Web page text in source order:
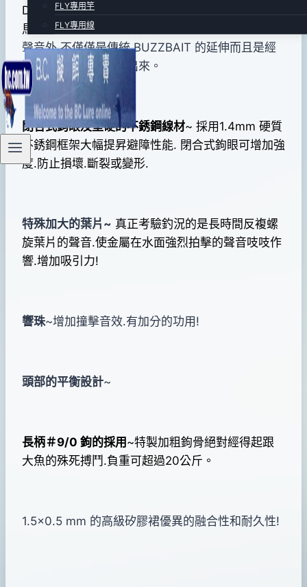
FLY專用竿
FLY專用線
shop
07
月
17
日
2016
06
月
07
Deps HUGE BUZZBAIT 的開發是為了專門針對亞
馬遜象魚和大型魚虎而開發設計。
聲音外.不僅僅是傳統 BUZZBAIT 的延伸而且是經
過層層的考驗而設計出來。
閉合式鉤眼及堅硬的不銹鋼線材~ 採用1.4mm 硬質
不銹鋼框架大幅提昇避障性能. 閉合式鉤眼可增加強
度.防止損壞.斷裂或變形.
特殊加大的葉片~ 真正考驗釣況的是長時間反複螺
旋葉片的聲音.使金屬在水面強烈拍擊的聲音吱吱作
響.增加吸引力!
響珠~增加撞擊音效.有加分的功用!
頭部的平衡設計~
長柄＃9/0 鉤的採用 ~特製加粗鉤骨絕對經得起跟
大魚的殊死搏鬥.負重可超過20公斤。
1.5×0.5 mm 的高級矽膠裙優異的融合性和耐久性!